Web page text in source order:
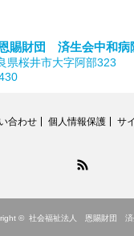
賜財団 済生会中和病
県桜井市大字阿部323
合わせ 個人情報保護 サ
© 社会福祉法人 恩賜財団 済